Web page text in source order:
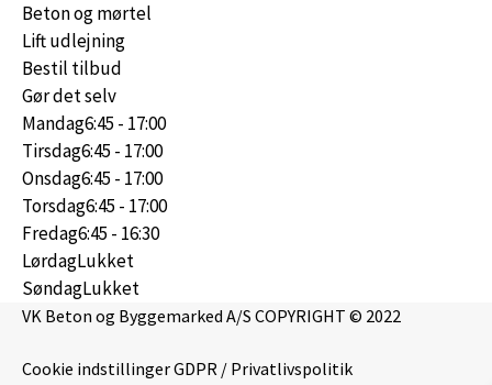
Beton og mørtel
Lift udlejning
Bestil tilbud
Gør det selv
Mandag6:45 - 17:00
Tirsdag6:45 - 17:00
Onsdag6:45 - 17:00
Torsdag6:45 - 17:00
Fredag6:45 - 16:30
LørdagLukket
SøndagLukket
VK Beton og Byggemarked A/S COPYRIGHT © 2022
Cookie indstillingerGDPR / Privatlivspolitik